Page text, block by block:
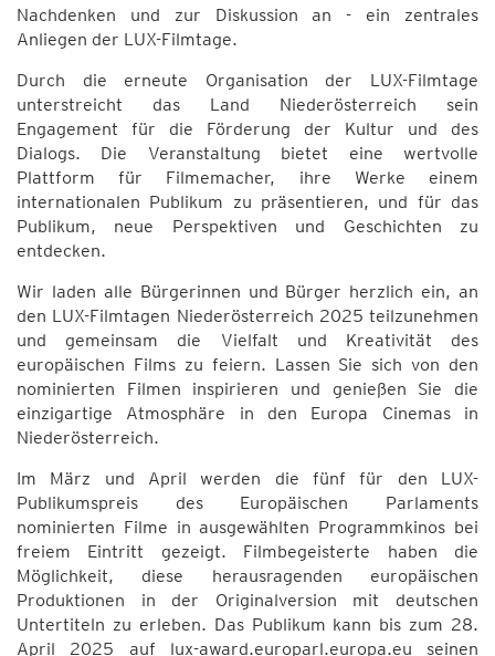
Nachdenken und zur Diskussion an - ein zentrales
Anliegen der LUX-Filmtage.
Durch die erneute Organisation der LUX-Filmtage
unterstreicht das Land Niederösterreich sein
Engagement für die Förderung der Kultur und des
Dialogs. Die Veranstaltung bietet eine wertvolle
Plattform für Filmemacher, ihre Werke einem
internationalen Publikum zu präsentieren, und für das
Publikum, neue Perspektiven und Geschichten zu
entdecken.
Wir laden alle Bürgerinnen und Bürger herzlich ein, an
den LUX-Filmtagen Niederösterreich 2025 teilzunehmen
und gemeinsam die Vielfalt und Kreativität des
europäischen Films zu feiern. Lassen Sie sich von den
nominierten Filmen inspirieren und genießen Sie die
einzigartige Atmosphäre in den Europa Cinemas in
Niederösterreich.
Im März und April werden die fünf für den LUX-
Publikumspreis des Europäischen Parlaments
nominierten Filme in ausgewählten Programmkinos bei
freiem Eintritt gezeigt. Filmbegeisterte haben die
Möglichkeit, diese herausragenden europäischen
Produktionen in der Originalversion mit deutschen
Untertiteln zu erleben. Das Publikum kann bis zum 28.
April 2025 auf lux-award.europarl.europa.eu seinen